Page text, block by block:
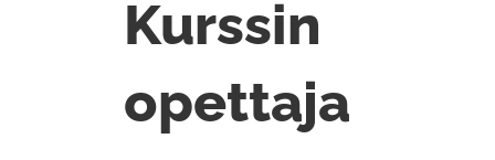
Kurssin
opettaja